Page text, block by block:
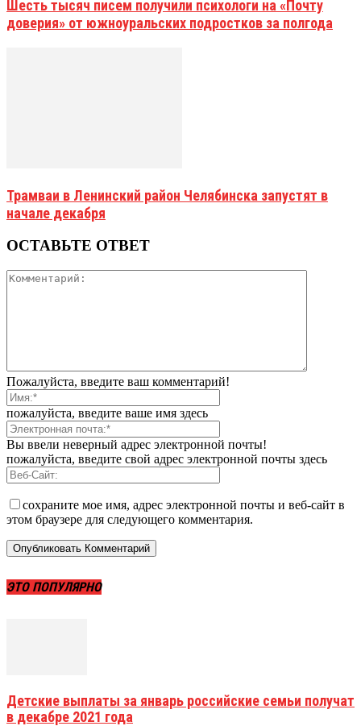
Шесть тысяч писем получили психологи на «Почту
доверия» от южноуральских подростков за полгода
Трамваи в Ленинский район Челябинска запустят в
начале декабря
ОСТАВЬТЕ ОТВЕТ
Пожалуйста, введите ваш комментарий!
пожалуйста, введите ваше имя здесь
Вы ввели неверный адрес электронной почты!
пожалуйста, введите свой адрес электронной почты здесь
сохраните мое имя, адрес электронной почты и веб-сайт в
этом браузере для следующего комментария.
ЭТО ПОПУЛЯРНО
Детские выплаты за январь российские семьи получат
в декабре 2021 года